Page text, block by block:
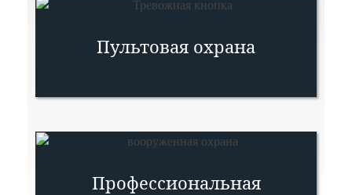
Пультовая охрана
Профессиональная